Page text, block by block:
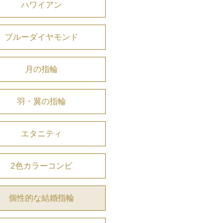
ハワイアン
ブルーダイヤモンド
月の指輪
羽・翼の指輪
エタニティ
2色カラーコンビ
個性的な結婚指輪